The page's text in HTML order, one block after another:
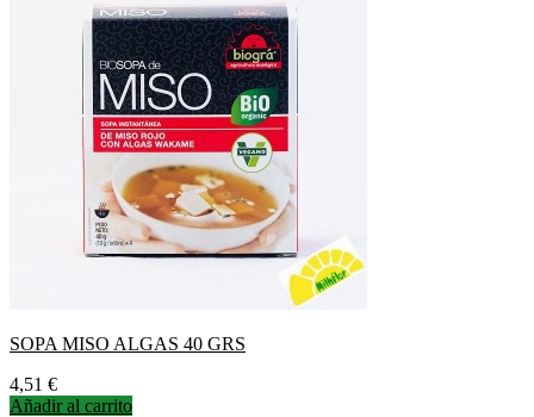
SOPA MISO ALGAS 40 GRS
Precio
4,51 €
Añadir al carrito